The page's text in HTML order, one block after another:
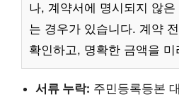
나, 계약서에 명시되지 않
는 경우가 있습니다. 계약
확인하고, 명확한 금액을
서류 누락: 주민등록등본